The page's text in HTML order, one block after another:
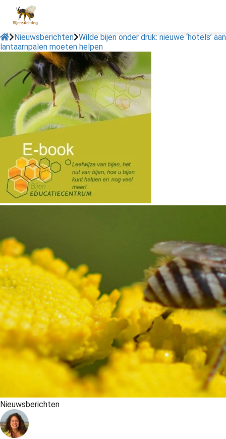
Nieuwsberichten Wilde bijen onder druk: nieuwe ‘hotels’ aan
lantaarnpalen moeten helpen
Nieuwsberichten